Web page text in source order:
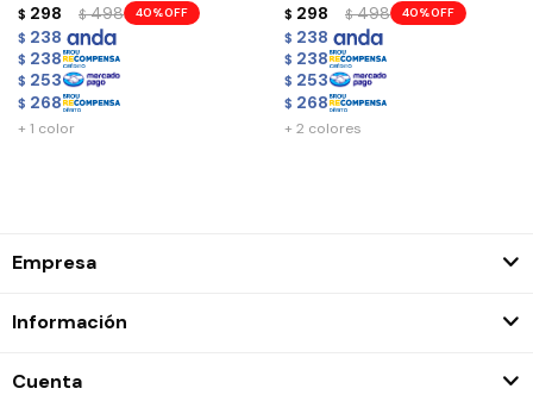
$ 298 $ 498 40
$ 238
$ 238
$ 253
$ 268
+ 1 color
$ 298 $ 498 40
$ 238
$ 238
$ 253
$ 268
+ 2 colores
Empresa
Información
Cuenta